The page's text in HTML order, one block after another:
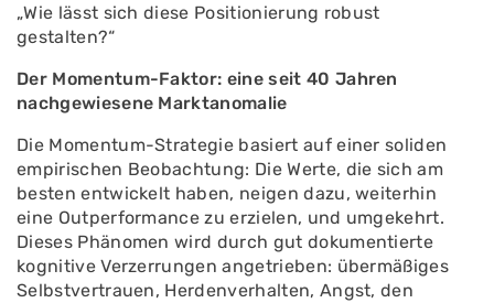
„Wie lässt sich diese Positionierung robust
gestalten?“
Der Momentum-Faktor: eine seit 40 Jahren
nachgewiesene Marktanomalie
Die Momentum-Strategie basiert auf einer soliden
empirischen Beobachtung: Die Werte, die sich am
besten entwickelt haben, neigen dazu, weiterhin
eine Outperformance zu erzielen, und umgekehrt.
Dieses Phänomen wird durch gut dokumentierte
kognitive Verzerrungen angetrieben: übermäßiges
Selbstvertrauen, Herdenverhalten, Angst, den